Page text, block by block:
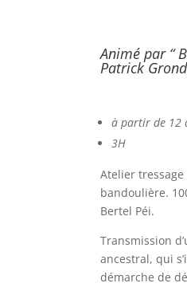
Animé par “
Patrick
à partir de 12
3H
Atelier tressage
bandoulière.
Bertel Péi.
Transmission
ancestral, qui
démarche de